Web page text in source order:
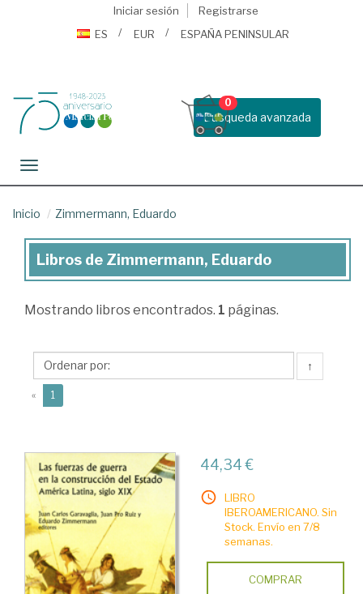
Iniciar sesión
Registrarse
ES
EUR ESPAÑA PENINSULAR
Busqueda avanzada
0
Toggle navigation
Inicio Zimmermann, Eduardo
Libros
Zimmermann,
Libros de Zimmermann, Eduardo
Mostrando libros encontrados. 1 páginas.
↑
« 1
44,34 €
LIBRO
IBEROAMERICANO. Sin
Stock. Envío en 7/8
semanas.
COMPRAR